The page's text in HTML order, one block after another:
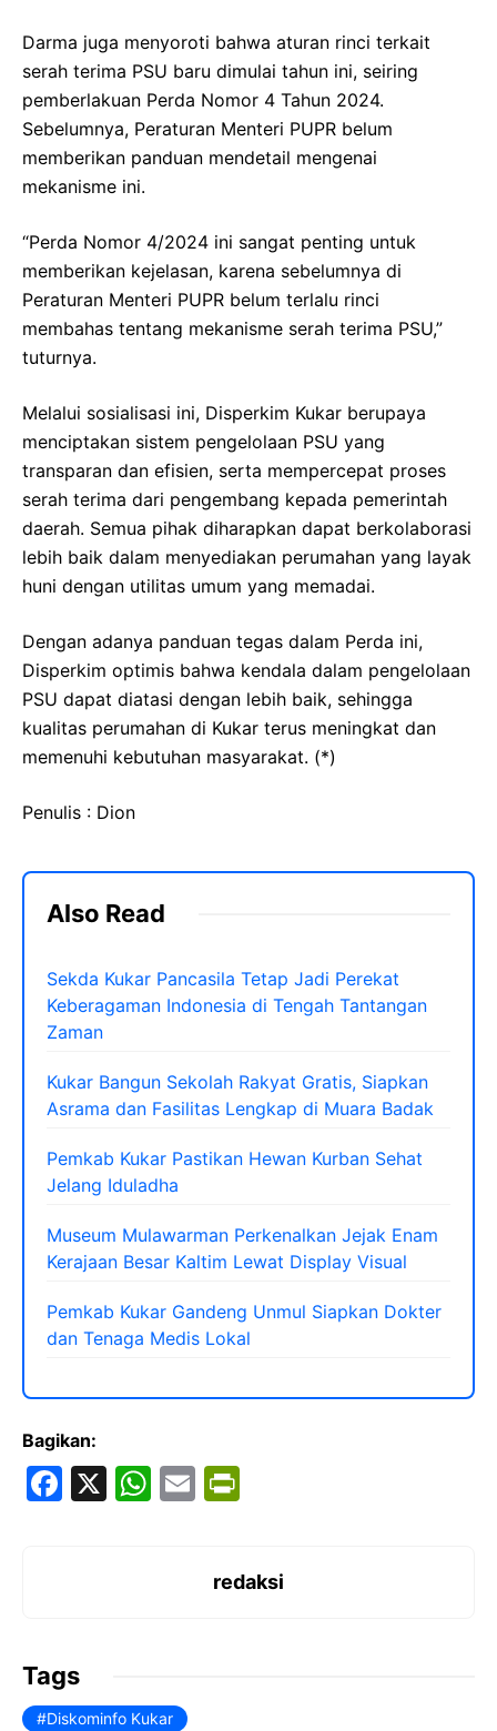
Darma juga menyoroti bahwa aturan rinci terkait
serah terima PSU baru dimulai tahun ini, seiring
pemberlakuan Perda Nomor 4 Tahun 2024.
Sebelumnya, Peraturan Menteri PUPR belum
memberikan panduan mendetail mengenai
mekanisme ini.
“Perda Nomor 4/2024 ini sangat penting untuk
memberikan kejelasan, karena sebelumnya di
Peraturan Menteri PUPR belum terlalu rinci
membahas tentang mekanisme serah terima PSU,”
tuturnya.
Melalui sosialisasi ini, Disperkim Kukar berupaya
menciptakan sistem pengelolaan PSU yang
transparan dan efisien, serta mempercepat proses
serah terima dari pengembang kepada pemerintah
daerah. Semua pihak diharapkan dapat berkolaborasi
lebih baik dalam menyediakan perumahan yang layak
huni dengan utilitas umum yang memadai.
Dengan adanya panduan tegas dalam Perda ini,
Disperkim optimis bahwa kendala dalam pengelolaan
PSU dapat diatasi dengan lebih baik, sehingga
kualitas perumahan di Kukar terus meningkat dan
memenuhi kebutuhan masyarakat. (*)
Penulis : Dion
Also Read
Sekda Kukar Pancasila Tetap Jadi Perekat
Keberagaman Indonesia di Tengah Tantangan
Zaman
Kukar Bangun Sekolah Rakyat Gratis, Siapkan
Asrama dan Fasilitas Lengkap di Muara Badak
Pemkab Kukar Pastikan Hewan Kurban Sehat
Jelang Iduladha
Museum Mulawarman Perkenalkan Jejak Enam
Kerajaan Besar Kaltim Lewat Display Visual
Pemkab Kukar Gandeng Unmul Siapkan Dokter
dan Tenaga Medis Lokal
Bagikan:
F
o
o
X
W
p
E
ri
redaksi
Tags
Diskominfo Kukar